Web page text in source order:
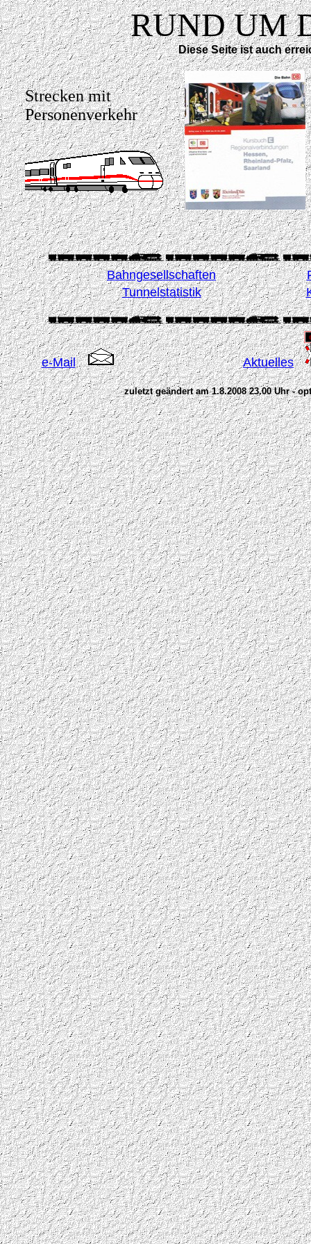
RUND UM
Diese Seite ist auch
Strecken mit
Personenverkehr
Bahngesellschaften
Tunnelstatistik
e-Mail Aktuelles
zuletzt geändert am 1.8.2008 23.00 Uhr -